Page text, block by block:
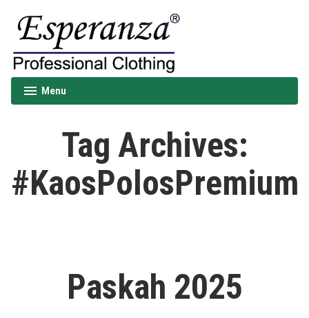
content
Esperanza
Menu
expanded
collapsed
Tag Archives:
#KaosPolosPremium
Paskah 2025